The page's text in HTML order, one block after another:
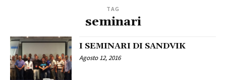
TAG
seminari
I SEMINARI DI SANDVIK
Agosto 12, 2016